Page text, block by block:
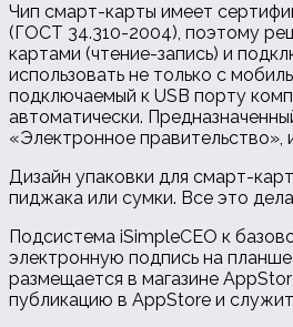
Чип смарт-карты имеет
(ГОСТ 34.310-2004), поэтому
картами (чтение-запись) и
использовать не только с
подключаемый к USB порту
автоматически.
«Электронное
Дизайн упаковки для смарт-
пиджака или сумки. Все это
Подсистема iSimpleCEO к
электронную подпись на
размещается в магазине
публикацию в AppStore и